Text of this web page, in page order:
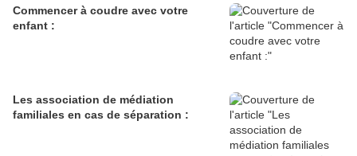
Commencer à coudre avec votre
enfant :
Les association de médiation
familiales en cas de séparation :